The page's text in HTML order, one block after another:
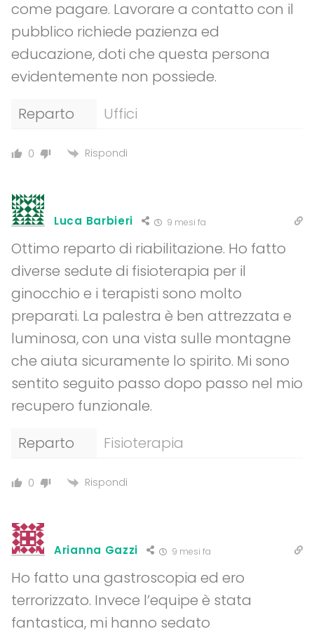
come pagare. Lavorare a contatto con il
pubblico richiede pazienza ed
educazione, doti che questa persona
evidentemente non possiede.
Reparto
Uffici
0 Rispondi
Luca Barbieri 9 mesi fa
Ottimo reparto di riabilitazione. Ho fatto
diverse sedute di fisioterapia per il
ginocchio e i terapisti sono molto
preparati. La palestra è ben attrezzata e
luminosa, con una vista sulle montagne
che aiuta sicuramente lo spirito. Mi sono
sentito seguito passo dopo passo nel mio
recupero funzionale.
Reparto
Fisioterapia
0 Rispondi
Arianna Gazzi 9 mesi fa
Ho fatto una gastroscopia ed ero
terrorizzato. Invece l’equipe è stata
fantastica, mi hanno sedato